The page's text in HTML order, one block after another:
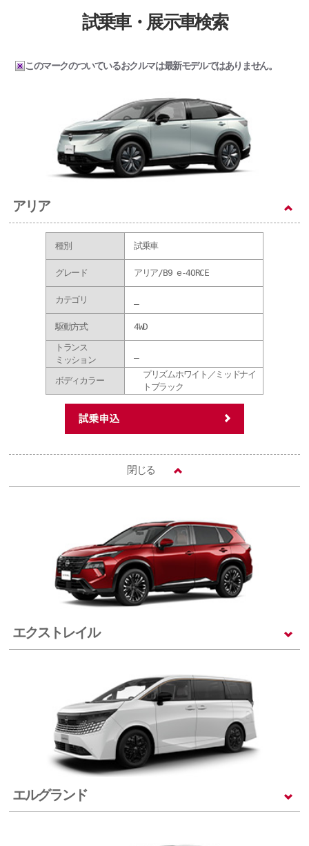
試乗車・展示車検索
このマークのついているおクルマは最新モデルではありません。
アリア
種別 試乗車
グレード アリア/B9 e-4ORCE
カテゴリ
駆動方式
4WD
トランス
ミッション
ボディカラー
プリズムホワイト／ミッドナイ
トブラック
閉じる
エクストレイル
エルグランド